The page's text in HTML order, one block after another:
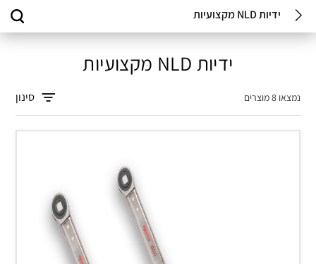
ידיות NLD מקצועיות
ידיות NLD מקצועיות
נמצאו 8 מוצרים סינון